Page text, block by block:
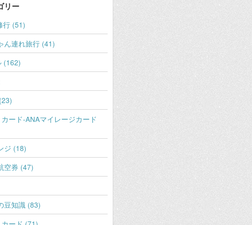
リー
行 (51)
ん連れ旅行 (41)
(162)
ード-ANAマイレージカード
ジ (18)
空券 (47)
豆知識 (83)